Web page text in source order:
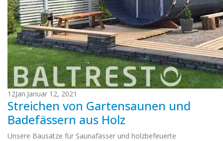
12Jan.Januar 12, 2021
Streichen von Gartensaunen und
Badefässern aus Holz
Unsere Bausätze für Saunafässer und holzbefeuerte